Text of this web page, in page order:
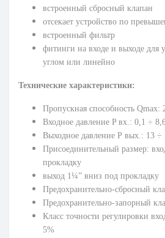
встроенный сбросный клапан
отсекает устройство по
встроенный фильтр
фитинги на входе и выходе для
углом или линейно
Технические характеристики:
Пропускная способность Qmax:
Входное давление P вх.: 0,1 ÷
Выходное давление Р вых.: 13 ÷
Присоединительный размер:
прокладку
выход 1¼” вниз под прокладку
Предохранительно-сбросный
Предохранительно-запорный
Класс точности регулировки
5%